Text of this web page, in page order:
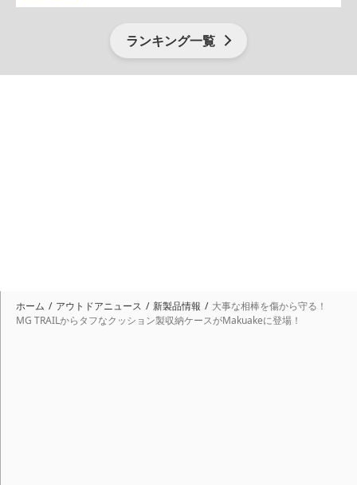
ランキング一覧
ホーム アウトドアニュース 新製品情報
大事な相棒を傷から守る！
MG TRAILからタフなクッション製収納ケースがMakuakeに登場！